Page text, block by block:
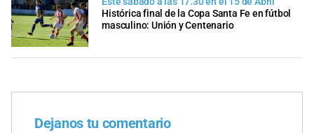
Histórica final de la Copa Santa Fe en fútbol
masculino: Unión y Centenario
Dejanos tu comentario